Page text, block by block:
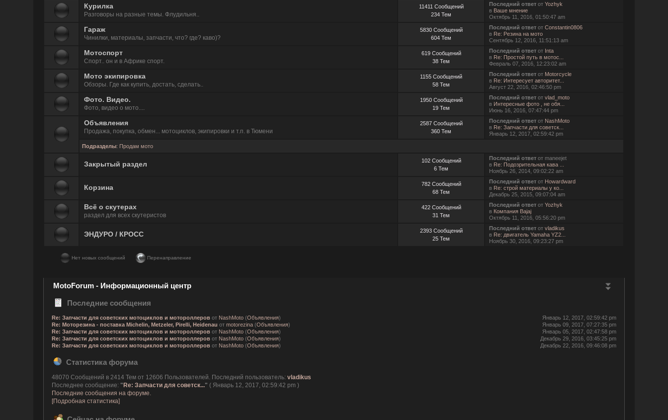
Курилка
Разговоры на разные темы. Флудильня..
11411 Сообщений
234 Тем
Последний ответот Yozhyk
в Ваше мнение
Октябрь 11, 2016, 01:50:47 am
Гараж
Чинилки, материалы, запчасти, что? где? каво)?
5830 Сообщений
604 Тем
Последний ответот Constantin0806
в Re: Резина на мото
Сентябрь 12, 2016, 11:51:13 am
Мотоспорт
Спорт.. он и в Африке спорт.
619 Сообщений
38 Тем
Последний ответот Inta
в Re: Простой путь в мотос...
Февраль 07, 2016, 12:23:02 am
Мото экипировка
Обзоры. Где как купить, достать, сделать..
1155 Сообщений
58 Тем
Последний ответот Motorcycle
в Re: Интересует авторитет...
Август 22, 2016, 02:46:50 pm
Фото. Видео.
Фото, видео о мото....
1950 Сообщений
19 Тем
Последний ответот vlad_moto
в Интересные фото , не обя...
Июнь 16, 2016, 07:47:44 pm
Объявления
Продажа, покупка, обмен... мотоциклов, экипировки и т.п. в Тюмени
2587 Сообщений
360 Тем
Последний ответот NashMoto
в Re: Запчасти для советск...
Январь 12, 2017, 02:59:42 pm
Подразделы: Продам мото
Закрытый раздел
102 Сообщений
6 Тем
Последний ответот maneejet
в Re: Подозрительная кава ...
Ноябрь 26, 2014, 09:02:22 am
Корзина
782 Сообщений
68 Тем
Последний ответот Howardward
в Re: строй материалы у ко...
Декабрь 25, 2015, 09:07:04 am
Всё о скутерах
раздел для всех скутеристов
422 Сообщений
31 Тем
Последний ответот Yozhyk
в Компания Bajaj
Октябрь 11, 2016, 05:56:20 pm
ЭНДУРО / КРОСС
2393 Сообщений
25 Тем
Последний ответот vladikus
в Re: двигатель Yamaha YZ2...
Ноябрь 30, 2016, 09:23:27 pm
Нет новых сообщений Перенаправление
MotoForum - Информационный центр
Последние сообщения
Re: Запчасти для советских мотоциклов и мотороллеровот NashMoto(Объявления)
Январь 12, 2017, 02:59:42 pm
Re: Моторезина - поставка Michelin, Metzeler, Pirelli, Heidenau от motorezina(Объявления)
Январь 09, 2017, 07:27:35 pm
Re: Запчасти для советских мотоциклов и мотороллеровот NashMoto(Объявления)
Январь 05, 2017, 02:47:58 pm
Re: Запчасти для советских мотоциклов и мотороллеровот NashMoto(Объявления)
Декабрь 29, 2016, 03:45:25 pm
Re: Запчасти для советских мотоциклов и мотороллеровот NashMoto(Объявления) Декабрь 22, 2016, 09:46:08 pm
Статистика форума
48070 Сообщений в 2414 Тем от 12606 Пользователей. Последний пользователь:vladikus
Последнее сообщение: " Re: Запчасти для советск..." ( Январь 12, 2017, 02:59:42 pm )
Последние сообщения на форуме.
[Подробная статистика]